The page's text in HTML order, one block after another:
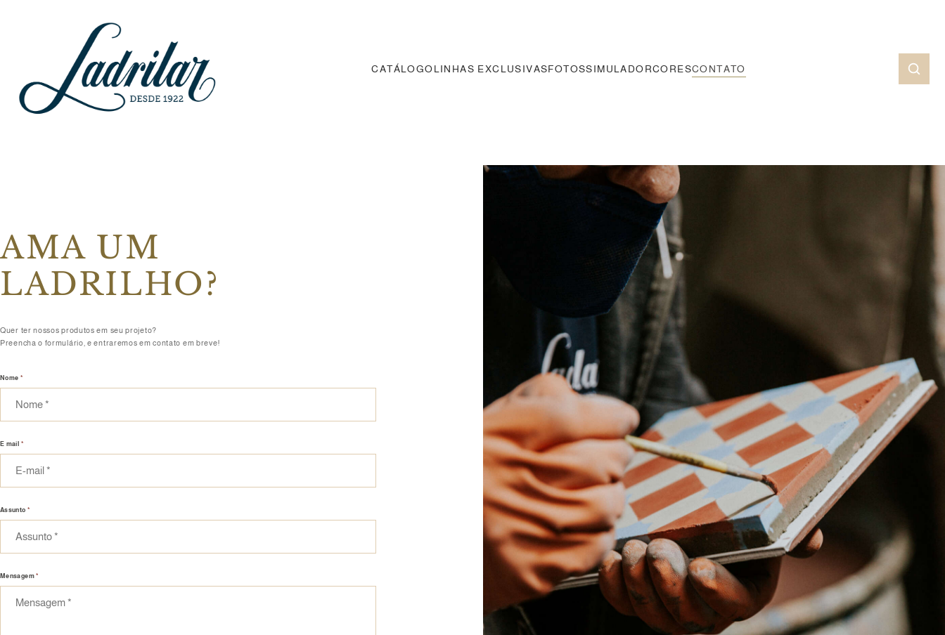
CATÁLOGOLINHAS EXCLUSIVASFOTOSSIMULADORCORESCONTATO
AMA UM
LADRILHO?
Quer ter nossos produtos em seu projeto?
Preencha o formulário, e entraremos em contato em breve!
Nome *
E mail *
Assunto *
Mensagem*